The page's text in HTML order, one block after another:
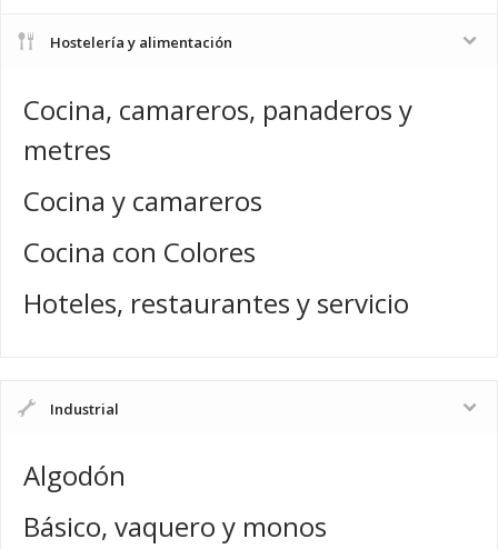
Hostelería y alimentación
Cocina, camareros, panaderos y
metres
Cocina y camareros
Cocina con Colores
Hoteles, restaurantes y servicio
Industrial
Algodón
Básico, vaquero y monos